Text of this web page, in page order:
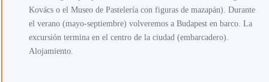
Kovács o el Museo de Pastelería con figuras de mazapán). Durante
el verano (mayo-septiembre) volveremos a Budapest en barco. La
excursión termina en el centro de la ciudad (embarcadero).
Alojamiento.